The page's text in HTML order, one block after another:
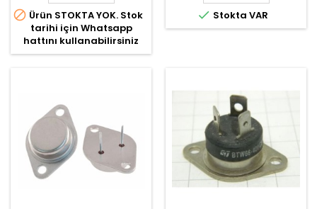
 Ürün STOKTA YOK. Stok
tarihi için Whatsapp
hattını kullanabilirsiniz
 Stokta VAR